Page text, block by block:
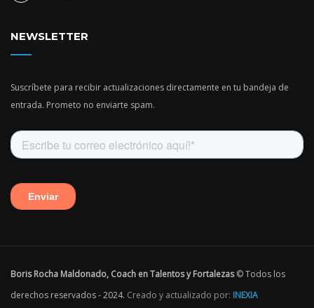
NEWSLETTER
Suscríbete para recibir actualizaciones directamente en tu bandeja de
entrada. Prometo no enviarte spam.
Boris Rocha Maldonado, Coach en Talentos y Fortalezas© Todos los
derechos reservados - 2024. Creado y actualizado por: INEXIA